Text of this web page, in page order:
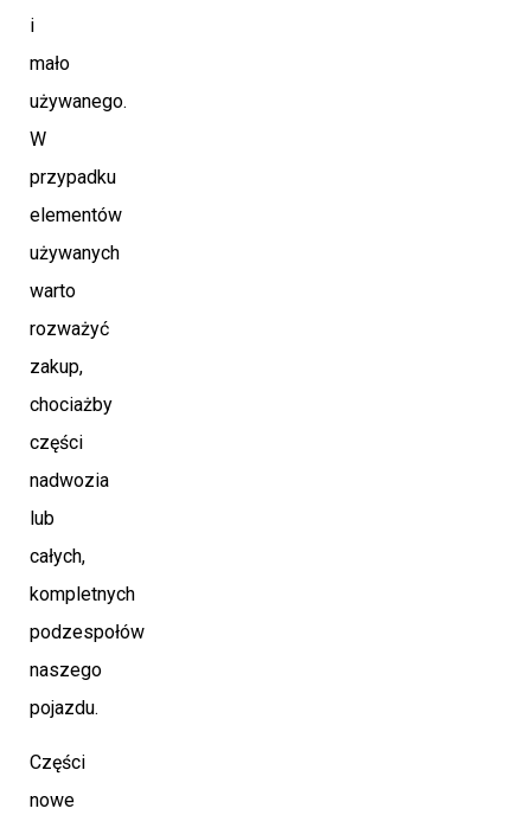
i
mało
używanego.
W
przypadku
elementów
używanych
warto
rozważyć
zakup,
chociażby
części
nadwozia
lub
całych,
kompletnych
podzespołów
naszego
pojazdu.
Części
nowe